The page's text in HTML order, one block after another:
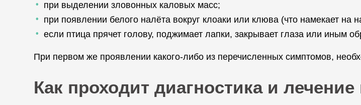
при выделении зловонных каловых масс;
при появлении белого налёта вокруг клоаки или клюва (что намекает на
если птица прячет голову, поджимает лапки, закрывает глаза или иным
При первом же проявлении какого-либо из перечисленных симптомов,
Как проходит диагностика и лечение